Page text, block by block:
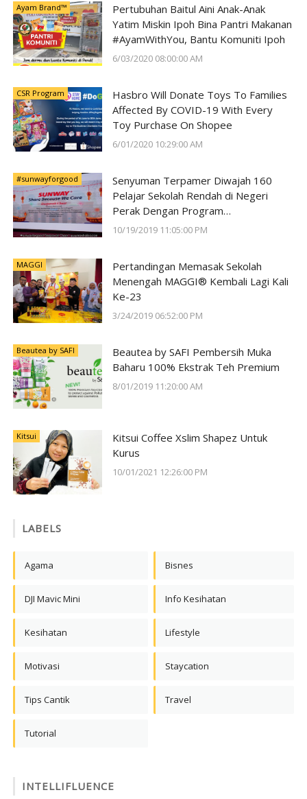
Ayam Brand™
Pertubuhan Baitul Aini Anak-Anak
Yatim Miskin Ipoh Bina Pantri Makanan
#AyamWithYou, Bantu Komuniti Ipoh
6/03/2020 08:00:00 AM
CSR Program
Hasbro Will Donate Toys To Families
Affected By COVID-19 With Every
Toy Purchase On Shopee
6/01/2020 10:29:00 AM
#sunwayforgood
Senyuman Terpamer Diwajah 160
Pelajar Sekolah Rendah di Negeri
Perak Dengan Program
#SunwayForGood Deepavali Cheer di
10/19/2019 11:05:00 PM
MAGGI
Pertandingan Memasak Sekolah
Menengah MAGGI® Kembali Lagi Kali
Ke-23
3/24/2019 06:52:00 PM
Beautea by SAFI
Beautea by SAFI Pembersih Muka
Baharu 100% Ekstrak Teh Premium
8/01/2019 11:20:00 AM
Kitsui
Kitsui Coffee Xslim Shapez Untuk
Kurus
10/01/2021 12:26:00 PM
LABELS
Agama Bisnes
DJI Mavic Mini Info Kesihatan
Kesihatan Lifestyle
Motivasi Staycation
Tips Cantik Travel
Tutorial
INTELLIFLUENCE